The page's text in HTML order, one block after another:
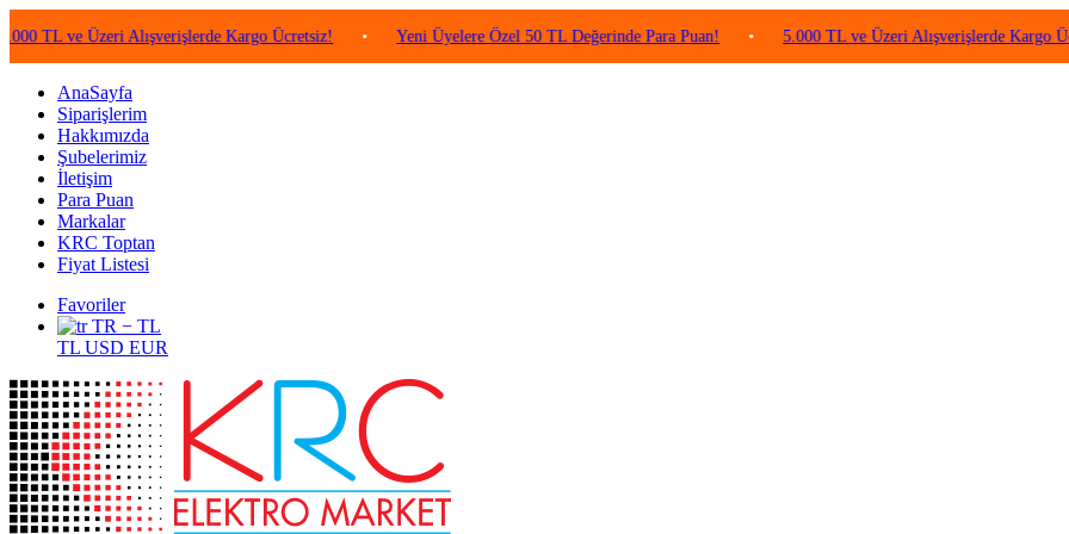
Üzeri Alışverişlerde Kargo Ücretsiz! • Yeni Üyelere Özel 50 TL Değerinde Para Puan! • 5.000 TL ve Üzeri Alışverişlerde Kargo Ücretsiz!
AnaSayfa
Siparişlerim
Hakkımızda
Şubelerimiz
İletişim
Para Puan
Markalar
KRC Toptan
Fiyat Listesi
Favoriler
TR − TL
TL USD EUR